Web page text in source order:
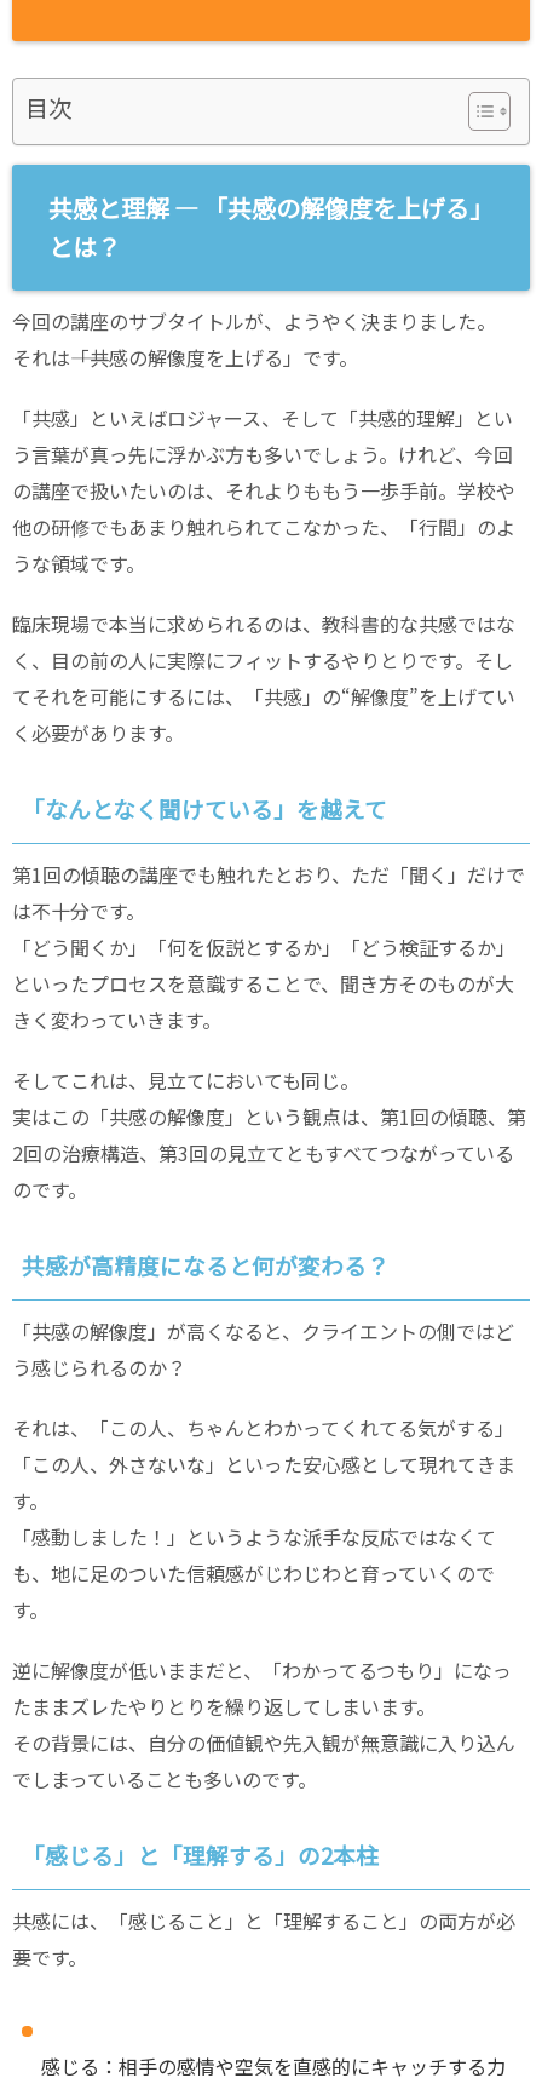
目次
共感と理解 ― 「共感の解像度を上げる」
とは？
今回の講座のサブタイトルが、ようやく決まりました。
それは――「共感の解像度を上げる」です。
「共感」といえばロジャース、そして「共感的理解」とい
う言葉が真っ先に浮かぶ方も多いでしょう。けれど、今回
の講座で扱いたいのは、それよりももう一歩手前。学校や
他の研修でもあまり触れられてこなかった、「行間」のよ
うな領域です。
臨床現場で本当に求められるのは、教科書的な共感ではな
く、目の前の人に実際にフィットするやりとりです。そし
てそれを可能にするには、「共感」の“解像度”を上げてい
く必要があります。
「なんとなく聞けている」を越えて
第1回の傾聴の講座でも触れたとおり、ただ「聞く」だけで
は不十分です。
「どう聞くか」「何を仮説とするか」「どう検証するか」
といったプロセスを意識することで、聞き方そのものが大
きく変わっていきます。
そしてこれは、見立てにおいても同じ。
実はこの「共感の解像度」という観点は、第1回の傾聴、第
2回の治療構造、第3回の見立てともすべてつながっている
のです。
共感が高精度になると何が変わる？
「共感の解像度」が高くなると、クライエントの側ではど
う感じられるのか？
それは、「この人、ちゃんとわかってくれてる気がする」
「この人、外さないな」といった安心感として現れてきま
す。
「感動しました！」というような派手な反応ではなくて
も、地に足のついた信頼感がじわじわと育っていくので
す。
逆に解像度が低いままだと、「わかってるつもり」になっ
たままズレたやりとりを繰り返してしまいます。
その背景には、自分の価値観や先入観が無意識に入り込ん
でしまっていることも多いのです。
「感じる」と「理解する」の2本柱
共感には、「感じること」と「理解すること」の両方が必
要です。
感じる：相手の感情や空気を直感的にキャッチする力